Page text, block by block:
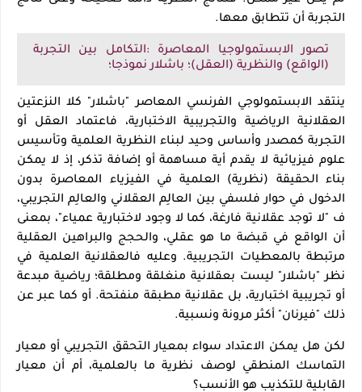
التجربة أن تتطابق معها.
تصور الابستمولوجيا المعاصرة :التكامل بين التجربة
(الواقع) والنظرية (العقل)؛ باشلار نموذجا؛
ينتقد الابستمولوجي الفرنسي المعاصر "باشلار" كلا النزعتين
العقلانية الرياضية والتجريبية الاختبارية، فاعتماد العقل أو
التجربة كمصدر وأساس وحيد لبناء النظرية العلمية وتأسيس
علوم فيزيائية لا يقدم أية مساهمة أو إضافة تذكر، إذ لا يمكن
بناء الحقيقة (نظرية) العلمية في الفيزياء المعاصرة بدون
الدخول في حوار فلسفي بين العالِم العقلاني والعالِم التجريبي،
ف "لا توجد عقلانية فارغة، كما لا وجود لاختبارية عمياء"، بمعنى
أن الواقع في قبضة ما هو عقلي، والحجج والبراهين العقلية
مرتبطة بالمعطيات التجريبية. وعليه فالعقلانية العلمية في
نظر "باشلار" ليست بعقلانية منغلقة ومطلقة؛ رياضية مبدعة
أو تجريبية اختبارية، بل عقلانية مطبقة منفتحة. أو كما عبر عن
ذلك "فيرنان" أكثر مرونة ونسبية.
لكن هل يمكن الاعتداد سواء بمعيار التحقق التجريبي أو معيار
التماسك المنطقي لوصف نظرية ما بالعلمية، أم أن معيار
القابلية للتكذيب هو الأنسب؟